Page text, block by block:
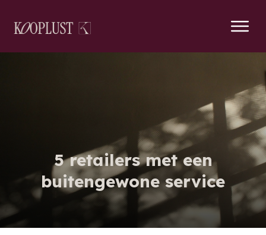
5 retailers met een
buitengewone service